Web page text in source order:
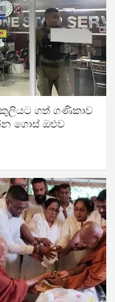
කුලියට ගත් ගණිකාව
ගොස් ඔළුව